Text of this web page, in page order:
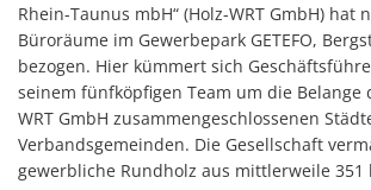
Rhein-Taunus mbH“ (Holz-WRT GmbH) hat
Büroräume im Gewerbepark GETEFO,
bezogen. Hier kümmert sich
seinem fünfköpfigen Team um die Belange
WRT GmbH zusammengeschlossenen
Verbandsgemeinden. Die Gesellschaft
gewerbliche Rundholz aus mittlerweile 351